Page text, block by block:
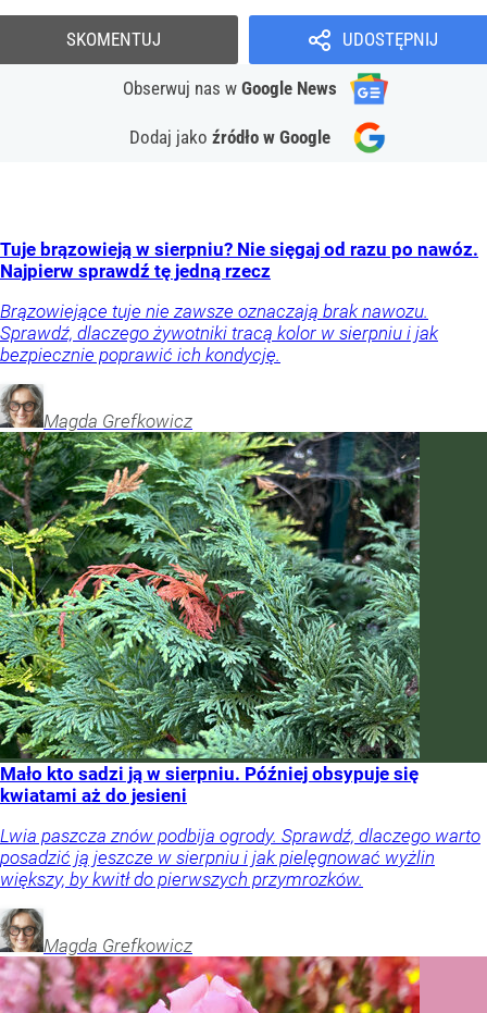
UDOSTĘPNIJ
Obserwuj nas w Google News
Dodaj jako źródło w Google
SKOMENTUJ
Tuje brązowieją w sierpniu? Nie sięgaj od razu po nawóz.
Najpierw sprawdź tę jedną rzecz
Brązowiejące tuje nie zawsze oznaczają brak nawozu.
Sprawdź, dlaczego żywotniki tracą kolor w sierpniu i jak
bezpiecznie poprawić ich kondycję.
Magda Grefkowicz
Mało kto sadzi ją w sierpniu. Później obsypuje się
kwiatami aż do jesieni
Lwia paszcza znów podbija ogrody. Sprawdź, dlaczego warto
posadzić ją jeszcze w sierpniu i jak pielęgnować wyżlin
większy, by kwitł do pierwszych przymrozków.
Magda Grefkowicz